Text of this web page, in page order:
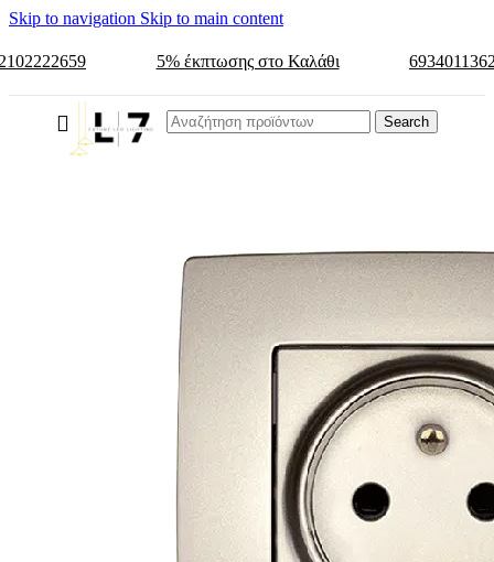
Skip to navigation Skip to main content
5% έκπτωσης στο Καλάθι
Search